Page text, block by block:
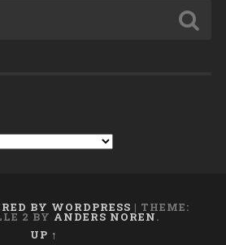
BY WORDPRESS | THEME:
2 BY ANDERS NOREN.
UP ↑